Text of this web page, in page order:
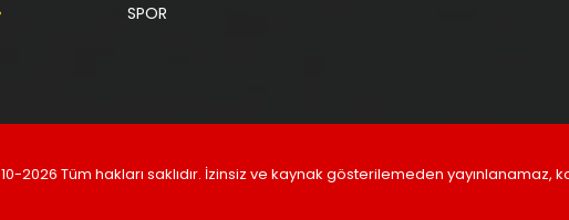
SPOR
2026 Tüm hakları saklıdır. İzinsiz ve kaynak gösterilemeden